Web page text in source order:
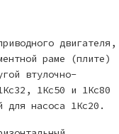
двигателя,
раме (плите)
втулочно-
1Кс50 и 1Кс80
для насоса 1Кс20.